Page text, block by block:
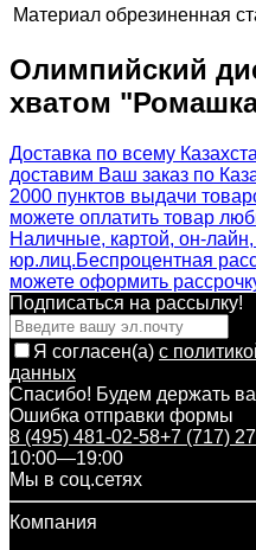
Материал обрезиненная
Олимпийский
хватом
Доставка по всему
доставим Ваш заказ по
2000 пунктов выдачи
можете оплатить товар
Наличные, картой, он-
юр.лиц.Беспроцентная
можете оформить
Подписаться на рассылкy!
Я согласен(a) с
данных
Спасибо! Будем держать
Ошибка отправки формы
8 (495) 481-02-58+7 (717)
10:00—19:00
Мы в соц.сетях
Компания